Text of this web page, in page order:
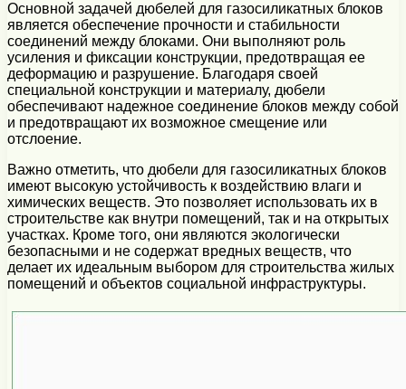
Основной задачей дюбелей для газосиликатных блоков
является обеспечение прочности и стабильности
соединений между блоками. Они выполняют роль
усиления и фиксации конструкции, предотвращая ее
деформацию и разрушение. Благодаря своей
специальной конструкции и материалу, дюбели
обеспечивают надежное соединение блоков между собой
и предотвращают их возможное смещение или
отслоение.
Важно отметить, что дюбели для газосиликатных блоков
имеют высокую устойчивость к воздействию влаги и
химических веществ. Это позволяет использовать их в
строительстве как внутри помещений, так и на открытых
участках. Кроме того, они являются экологически
безопасными и не содержат вредных веществ, что
делает их идеальным выбором для строительства жилых
помещений и объектов социальной инфраструктуры.